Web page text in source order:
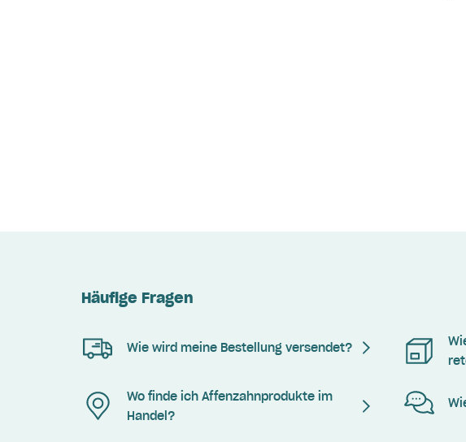
Häufige Fragen
Wie wird meine Bestellung versendet?
Wo finde ich Affenzahnprodukte im
Handel?